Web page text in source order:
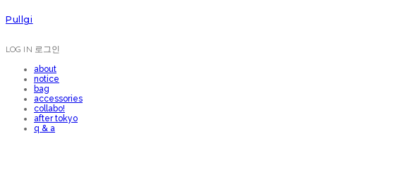
Pullgi
LOG IN 로그인
about
notice
bag
accessories
collabo!
after tokyo
q & a